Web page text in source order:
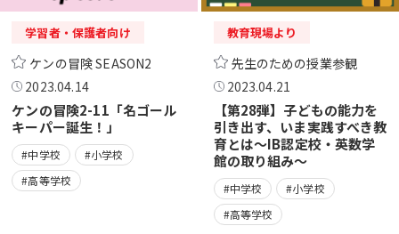
学習者・保護者向け
ケンの冒険 SEASON2
2023.04.14
ケンの冒険2-11「名ゴール
キーパー誕生！」
#中学校
#小学校
#高等学校
教育現場より
先生のための授業参観
2023.04.21
【第28弾】子どもの能力を
引き出す、いま実践すべき教
育とは～IB認定校・英数学
館の取り組み～
#中学校
#小学校
#高等学校